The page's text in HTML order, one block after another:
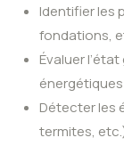
Identifier les
fondations,
Évaluer
Détecter les
termites,